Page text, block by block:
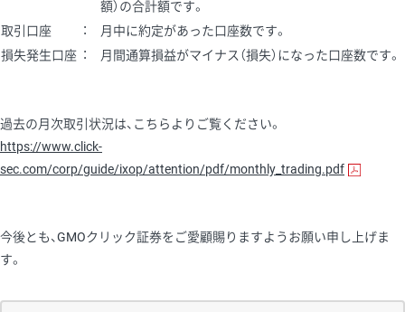
額）の合計額です。
取引口座
：
月中に約定があった口座数です。
損失発生口座 ： 月間通算損益がマイナス（損失）になった口座数です。
過去の月次取引状況は、こちらよりご覧ください。
https://www.click-
sec.com/corp/guide/ixop/attention/pdf/monthly_trading.pdf
今後とも、GMOクリック証券をご愛顧賜りますようお願い申し上げま
す。